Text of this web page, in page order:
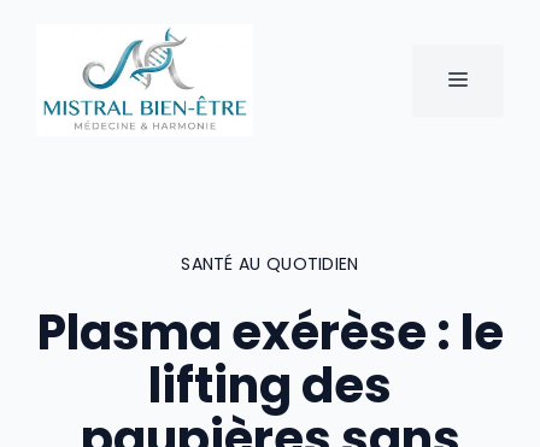
contenu
MENU
SANTÉ AU QUOTIDIEN
Plasma exérèse : le
lifting des